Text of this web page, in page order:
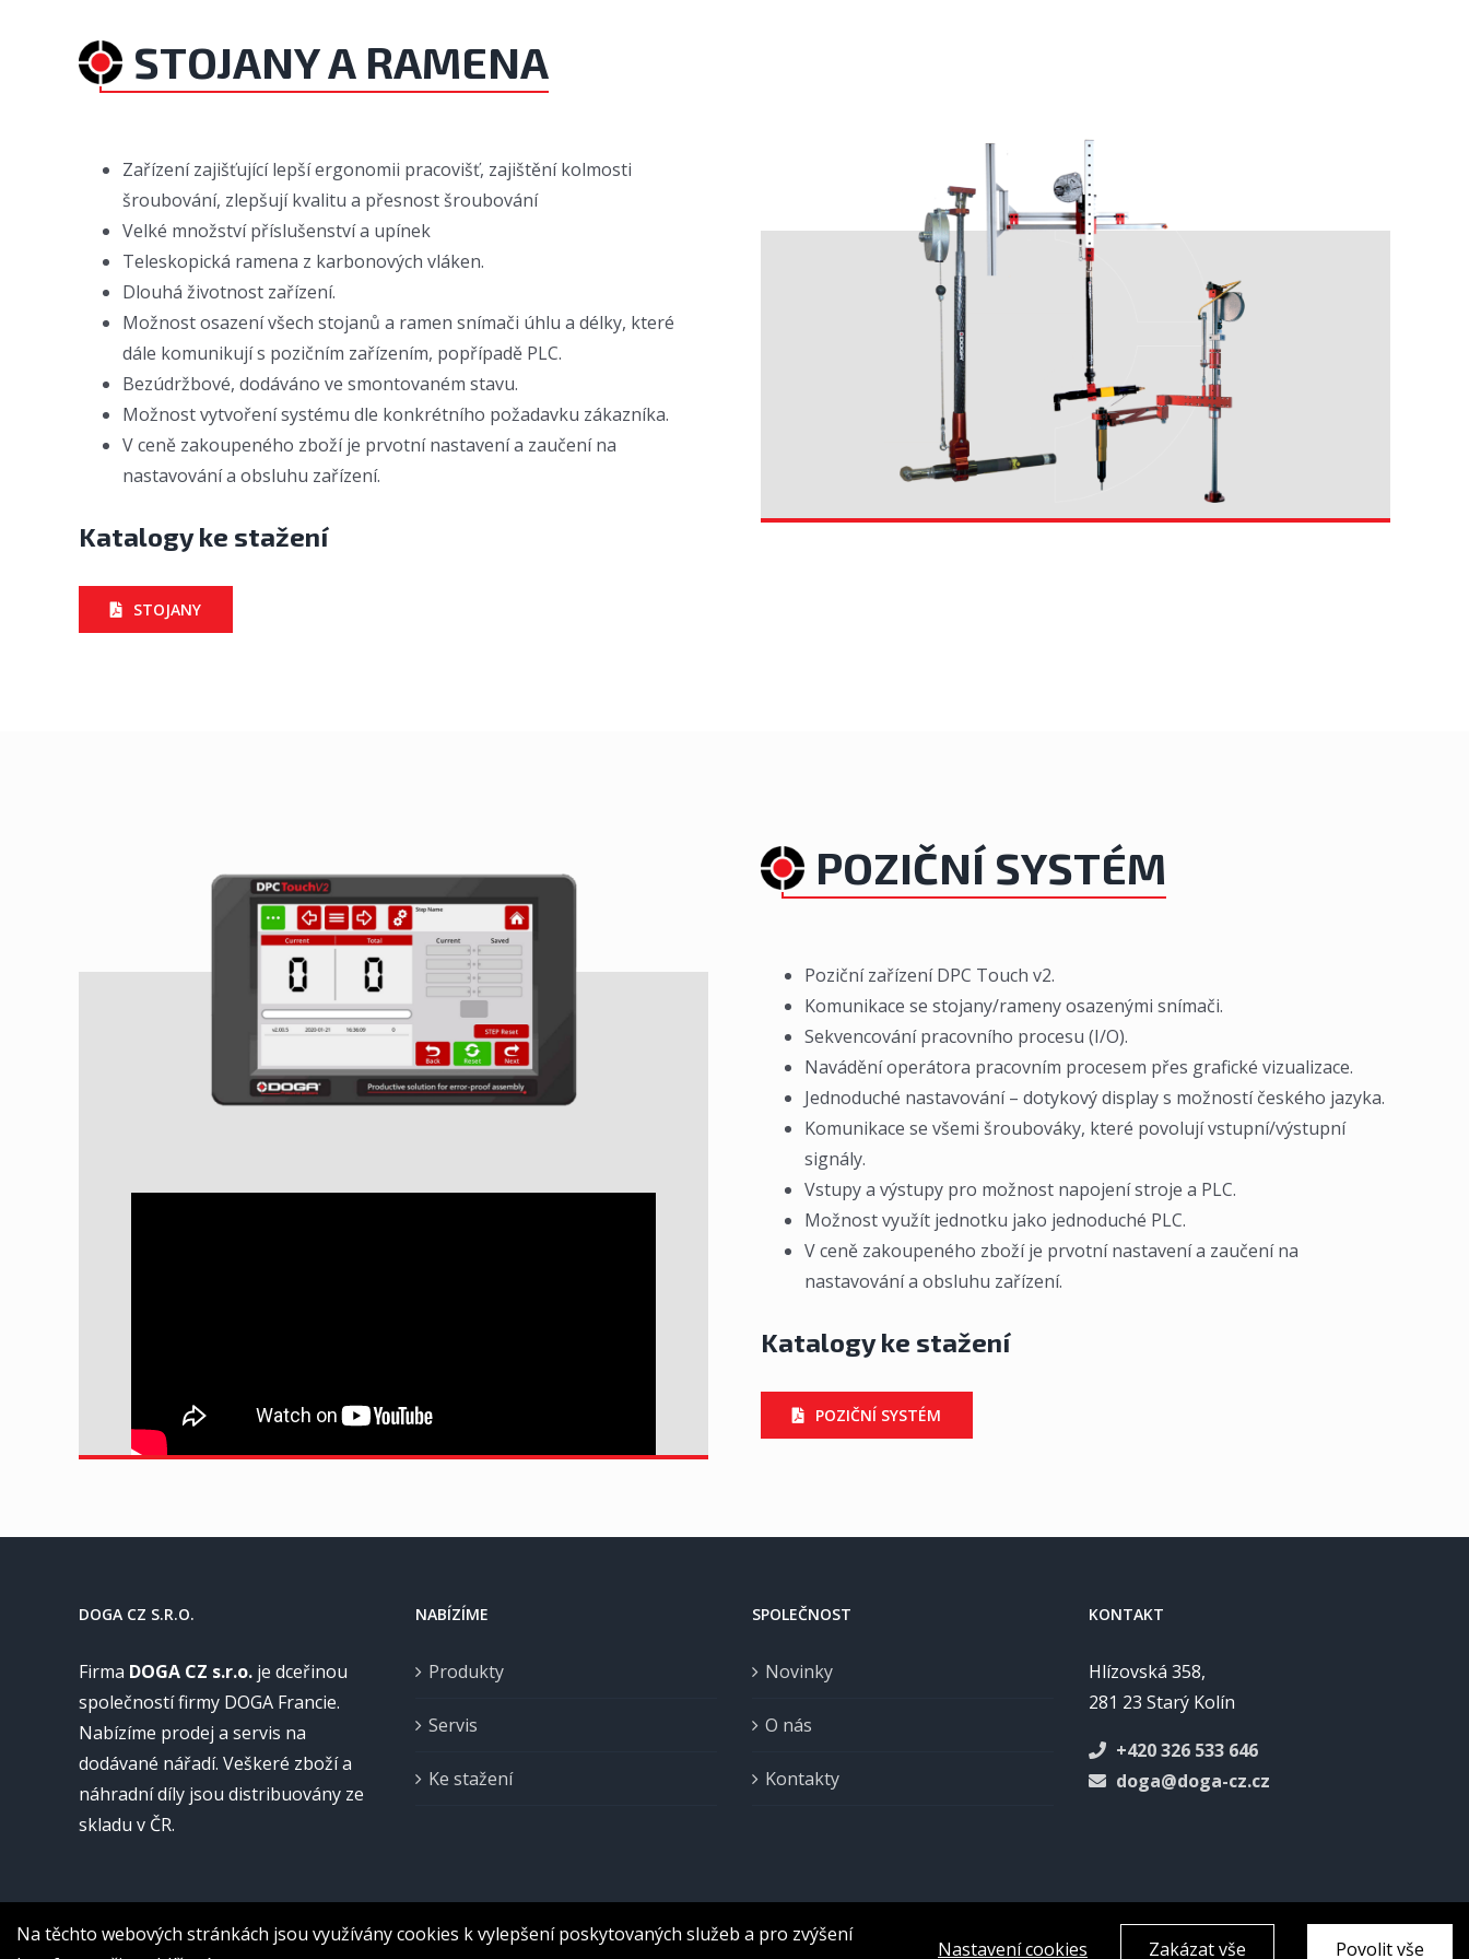
STOJANY A RAMENA
Zařízení zajišťující lepší ergonomii pracovišť, zajištění kolmosti
šroubování, zlepšují kvalitu a přesnost šroubování
Velké množství příslušenství a upínek
Teleskopická ramena z karbonových vláken.
Dlouhá životnost zařízení.
Možnost osazení všech stojanů a ramen snímači úhlu a délky, které
dále komunikují s pozičním zařízením, popřípadě PLC.
Bezúdržbové, dodáváno ve smontovaném stavu.
Možnost vytvoření systému dle konkrétního požadavku zákazníka.
V ceně zakoupeného zboží je prvotní nastavení a zaučení na
nastavování a obsluhu zařízení.
Katalogy ke stažení
STOJANY
POZIČNÍ SYSTÉM
Poziční zařízení DPC Touch v2.
Komunikace se stojany/rameny osazenými snímači.
Sekvencování pracovního procesu (I/O).
Navádění operátora pracovním procesem přes grafické vizualizace.
Jednoduché nastavování – dotykový display s možností českého jazyka.
Komunikace se všemi šroubováky, které povolují vstupní/výstupní
signály.
Vstupy a výstupy pro možnost napojení stroje a PLC.
Možnost využít jednotku jako jednoduché PLC.
V ceně zakoupeného zboží je prvotní nastavení a zaučení na
nastavování a obsluhu zařízení.
Katalogy ke stažení
POZIČNÍ SYSTÉM
DOGA CZ S.R.O.
Firma DOGA CZ s.r.o. je dceřinou
společností firmy DOGA Francie.
Nabízíme prodej a servis na
dodávané nářadí. Veškeré zboží a
náhradní díly jsou distribuovány ze
skladu v ČR.
NABÍZÍME
Produkty
Servis
Ke stažení
SPOLEČNOST
Novinky
O nás
Kontakty
KONTAKT
Hlízovská 358,
281 23 Starý Kolín
+420 326 533 646
doga@doga-cz.cz
Na těchto webových stránkách jsou využívány cookies k vylepšení poskytovaných služeb a pro zvýšení
Nastavení cookies Zakázat vše Povolit vše